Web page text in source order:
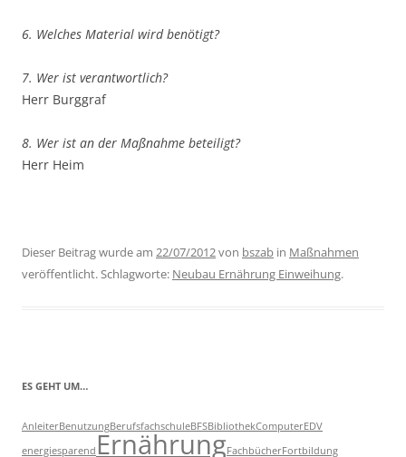
6. Welches Material wird benötigt?
7. Wer ist verantwortlich?
Herr Burggraf
8. Wer ist an der Maßnahme beteiligt?
Herr Heim
Dieser Beitrag wurde am 22/07/2012von bszab in Maßnahmen
veröffentlicht. Schlagworte: Neubau Ernährung Einweihung.
ES GEHT UM…
AnleiterBenutzungBerufsfachschuleBFSBibliothekComputerEDV
energiesparendErnährungFachbücherFortbildung